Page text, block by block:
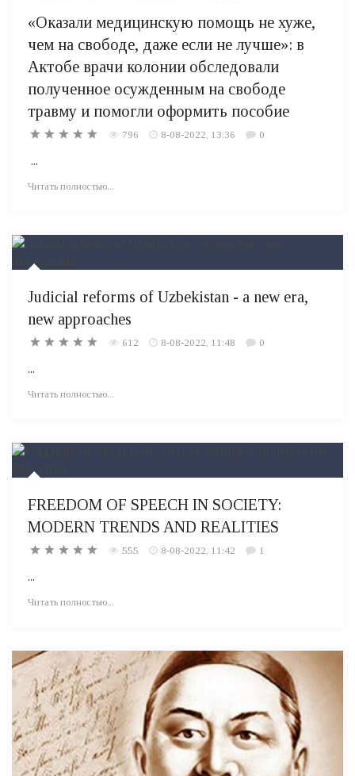
«Оказали медицинскую помощь не хуже,
чем на свободе, даже если не лучше»: в
Актобе врачи колонии обследовали
полученное осужденным на свободе
травму и помогли оформить пособие
796 8-08-2022, 13:36 0
...
Читать полностью...
Judicial reforms of Uzbekistan - a new era,
new approaches
612 8-08-2022, 11:48 0
...
Читать полностью...
FREEDOM OF SPEECH IN SOCIETY:
MODERN TRENDS AND REALITIES
555 8-08-2022, 11:42 1
...
Читать полностью...